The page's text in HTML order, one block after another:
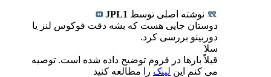
نوشته اصلی توسط JPL1
دوستان جایی هست که بشه دقت فوکوس لنز یا
دوربینو بررسی کرد.
سلا
قبلاً بارها در فروم توضیح داده شده است. توصیه
می کنم این لینک را مطالعه کنید